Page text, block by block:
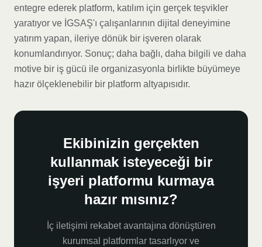
entegre ederek platform, katılım için gerçek teşvikler
yaratıyor ve İGSAŞ'ı çalışanlarının dijital deneyimine
yatırım yapan, ileriye dönük bir işveren olarak
konumlandırıyor. Sonuç; daha bağlı, daha bilgili ve daha
motive bir iş gücü ile organizasyonla birlikte büyümeye
hazır ölçeklenebilir bir platform altyapısıdır.
Ekibinizin gerçekten
kullanmak isteyeceği bir
işyeri platformu kurmaya
hazır mısınız?
İç iletişimi rekabet avantajına dönüştüren
kurumsal platformlar tasarlıyor ve